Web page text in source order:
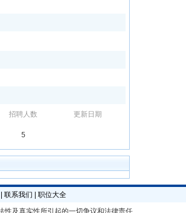
招聘人数 更新日期
5
联系我们
职位大全
性及真实性所引起的一切争议和法律责任